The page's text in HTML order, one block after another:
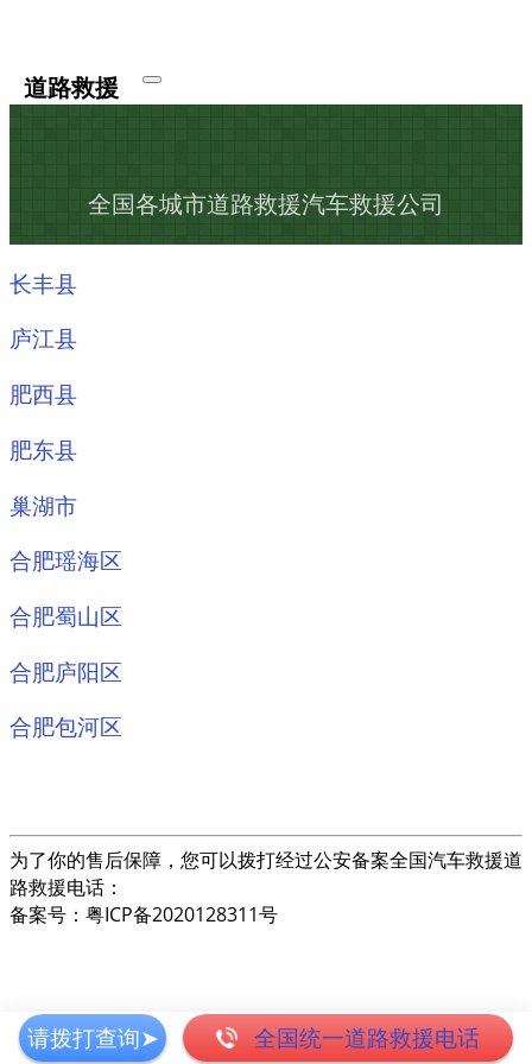
道路救援
全国各城市道路救援汽车救援公司
长丰县
庐江县
肥西县
肥东县
巢湖市
合肥瑶海区
合肥蜀山区
合肥庐阳区
合肥包河区
请拨打查询➤ 全国统一道路救援电话
为了你的售后保障，您可以拨打经过公安备案全国汽车救援道
路救援电话：
备案号：粤ICP备2020128311号